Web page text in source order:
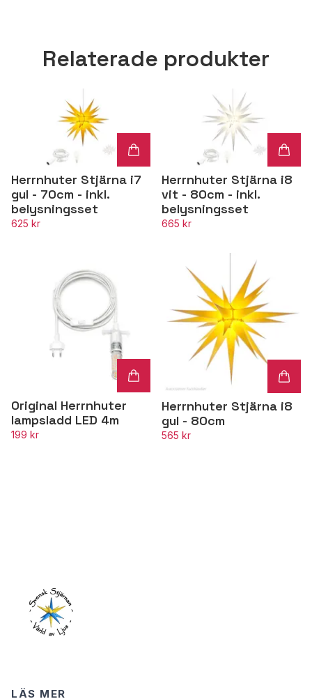
Relaterade produkter
Herrnhuter Stjärna i7
gul - 70cm - inkl.
belysningsset
625 kr
Herrnhuter Stjärna i8
vit - 80cm - inkl.
belysningsset
665 kr
Original Herrnhuter
lampsladd LED 4m
199 kr
Herrnhuter Stjärna i8
gul - 80cm
565 kr
LÄS MER